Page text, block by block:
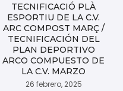
TECNIFICACIÓ PLÀ
ESPORTIU DE LA C.V.
ARC COMPOST MARÇ /
TECNIFICACIÓN DEL
PLAN DEPORTIVO
ARCO COMPUESTO DE
LA C.V. MARZO
26 febrero, 2025